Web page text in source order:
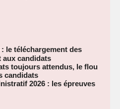
le téléchargement des
candidats
toujours attendus, le flou
candidats
2026 : les épreuves